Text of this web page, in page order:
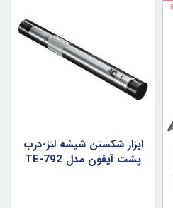
ابزار شکستن شيشه لنز-درب
پشت آيفون مدل TE-792